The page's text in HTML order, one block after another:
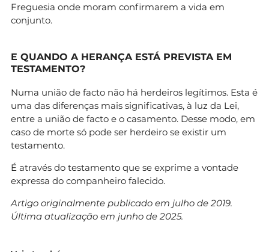
Freguesia onde moram confirmarem a vida em
conjunto.
E QUANDO A HERANÇA ESTÁ PREVISTA EM
TESTAMENTO?
Numa união de facto não há herdeiros legítimos. Esta é
uma das diferenças mais significativas, à luz da Lei,
entre a união de facto e o casamento. Desse modo, em
caso de morte só pode ser herdeiro se existir um
testamento.
É através do testamento que se exprime a vontade
expressa do companheiro falecido.
Artigo originalmente publicado em julho de 2019.
Última atualização em junho de 2025.